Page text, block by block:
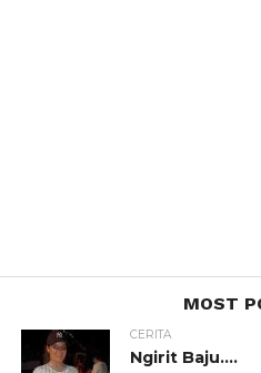
MOST
CERITA
Ngirit Baju….